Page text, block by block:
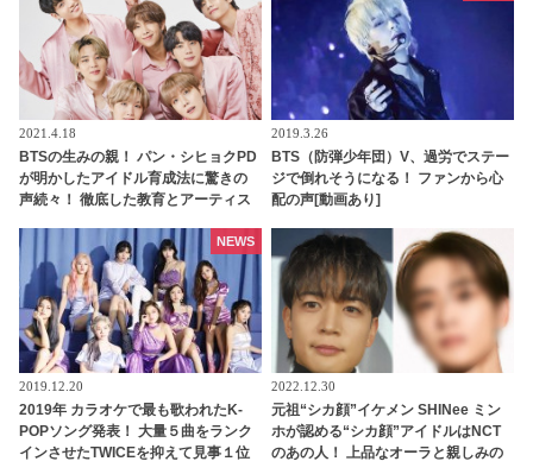
2021.4.18
BTSの生みの親！ パン・シヒョクPD
が明かしたアイドル育成法に驚きの
声続々！ 徹底した教育とアーティス
2019.3.26
BTS（防弾少年団）V、過労でステー
ジで倒れそうになる！ ファンから心
配の声[動画あり]
2019.12.20
2019年 カラオケで最も歌われたK-
POPソング発表！ 大量５曲をランク
インさせたTWICEを抑えて見事１位
NEWS
2022.12.30
元祖“シカ顔”イケメン SHINee ミン
ホが認める“シカ顔”アイドルはNCT
のあの人！ 上品なオーラと親しみの